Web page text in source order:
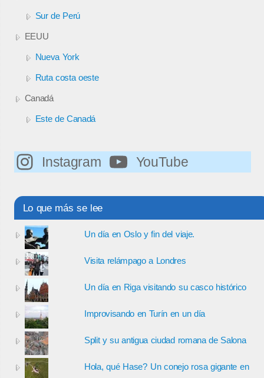
Sur de Perú
EEUU
Nueva York
Ruta costa oeste
Canadá
Este de Canadá
Instagram YouTube
Lo que más se lee
Un día en Oslo y fin del viaje.
Visita relámpago a Londres
Un día en Riga visitando su casco histórico
Improvisando en Turín en un día
Split y su antigua ciudad romana de Salona
Hola, qué Hase? Un conejo rosa gigante en